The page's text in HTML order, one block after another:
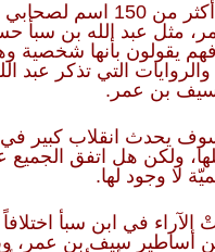
علي: هناك أكثر من 150
مثل عبد الله بن سبأ
يقولون بأنها شخصية
والروايات التي تذكر عبد
بن عمر.
يحدث انقلاب كبير في
ولكن هل اتفق الجميع
لا وجود لها.
الآراء في ابن سبأ
أساطير سيف بن عمر،